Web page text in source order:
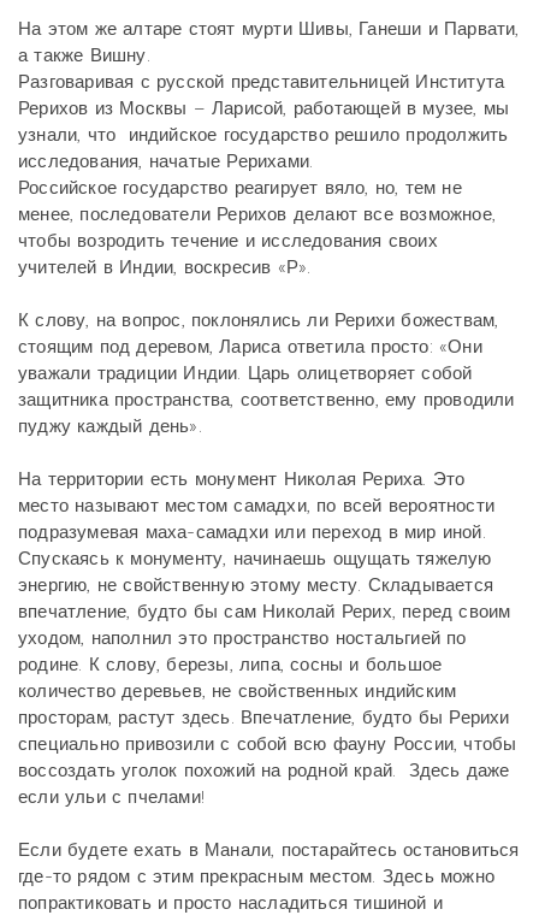
На этом же алтаре стоят мурти Шивы, Ганеши и Парвати,
а также Вишну.
Разговаривая с русской представительницей Института
Рерихов из Москвы – Ларисой, работающей в музее, мы
узнали, что индийское государство решило продолжить
исследования, начатые Рерихами.
Российское государство реагирует вяло, но, тем не
менее, последователи Рерихов делают все возможное,
чтобы возродить течение и исследования своих
учителей в Индии, воскресив «Р».
К слову, на вопрос, поклонялись ли Рерихи божествам,
стоящим под деревом, Лариса ответила просто: «Они
уважали традиции Индии. Царь олицетворяет собой
защитника пространства, соответственно, ему проводили
пуджу каждый день».
На территории есть монумент Николая Рериха. Это
место называют местом самадхи, по всей вероятности
подразумевая маха-самадхи или переход в мир иной.
Спускаясь к монументу, начинаешь ощущать тяжелую
энергию, не свойственную этому месту. Складывается
впечатление, будто бы сам Николай Рерих, перед своим
уходом, наполнил это пространство ностальгией по
родине. К слову, березы, липа, сосны и большое
количество деревьев, не свойственных индийским
просторам, растут здесь. Впечатление, будто бы Рерихи
специально привозили с собой всю фауну России, чтобы
воссоздать уголок похожий на родной край. Здесь даже
если ульи с пчелами!
Если будете ехать в Манали, постарайтесь остановиться
где-то рядом с этим прекрасным местом. Здесь можно
попрактиковать и просто насладиться тишиной и